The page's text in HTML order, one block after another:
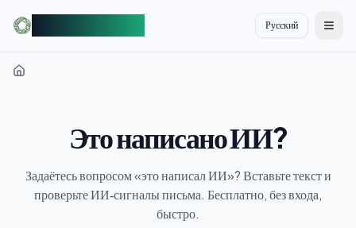
Русский 切换
Это написано ИИ?
Задаётесь вопросом «это написал ИИ»? Вставьте текст и
проверьте ИИ‑сигналы письма. Бесплатно, без входа,
быстро.